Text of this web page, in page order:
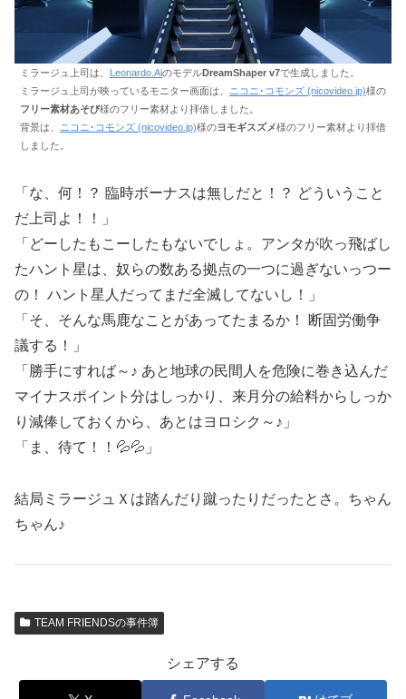
ミラージュ上司は、 Leonardo.AiのモデルDreamShaper v7で生成しました。
ミラージュ上司が映っているモニター画面は、
ニコニ･コモンズ (nicovideo.jp)様の
フリー素材あそび様のフリー素材より拝借しました。
背景は、
ニコニ･コモンズ (nicovideo.jp)様のヨモギスズメ様のフリー素材より拝借
しました。
「な、何！？ 臨時ボーナスは無しだと！？ どういうこと
だ上司よ！！」
「どーしたもこーしたもないでしょ。アンタが吹っ飛ばし
たハント星は、奴らの数ある拠点の一つに過ぎないっつー
の！ ハント星人だってまだ全滅してないし！」
「そ、そんな馬鹿なことがあってたまるか！ 断固労働争
議する！」
「勝手にすれば～♪ あと地球の民間人を危険に巻き込んだ
マイナスポイント分はしっかり、来月分の給料からしっか
り減俸しておくから、あとはヨロシク～♪」
「ま、待て！！💦💦」
結局ミラージュＸは踏んだり蹴ったりだったとさ。ちゃん
ちゃん♪
TEAM FRIENDSの事件簿
シェアする